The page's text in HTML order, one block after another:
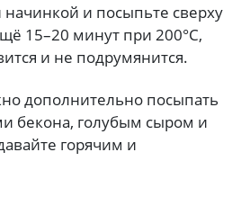
и посыпьте сверху
15–20 минут при 200°C,
и не подрумянится.
дополнительно посыпать
бекона, голубым сыром и
горячим и